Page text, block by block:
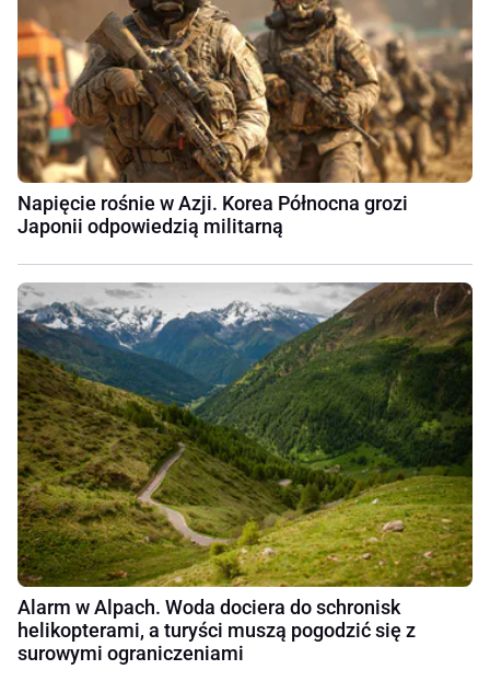
Napięcie rośnie w Azji. Korea Północna grozi
Japonii odpowiedzią militarną
Alarm w Alpach. Woda dociera do schronisk
helikopterami, a turyści muszą pogodzić się z
surowymi ograniczeniami